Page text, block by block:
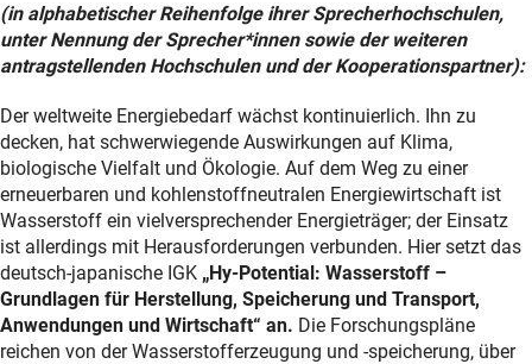
(in alphabetischer Reihenfolge ihrer Sprecherhochschulen,
unter Nennung der Sprecher*innen sowie der weiteren
antragstellenden Hochschulen und der Kooperationspartner):
Der weltweite Energiebedarf wächst kontinuierlich. Ihn zu
decken, hat schwerwiegende Auswirkungen auf Klima,
biologische Vielfalt und Ökologie. Auf dem Weg zu einer
erneuerbaren und kohlenstoffneutralen Energiewirtschaft ist
Wasserstoff ein vielversprechender Energieträger; der Einsatz
ist allerdings mit Herausforderungen verbunden. Hier setzt das
deutsch-japanische IGK „Hy-Potential: Wasserstoff –
Grundlagen für Herstellung, Speicherung und Transport,
Anwendungen und Wirtschaft“ an. Die Forschungspläne
reichen von der Wasserstofferzeugung und -speicherung, über